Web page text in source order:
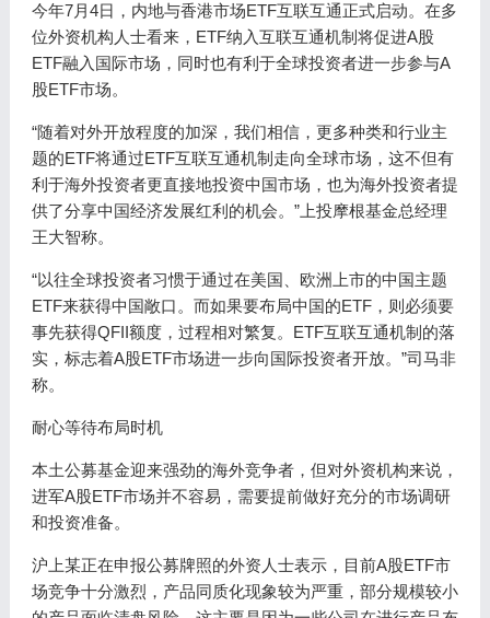
今年7月4日，内地与香港市场ETF互联互通正式启动。在多
位外资机构人士看来，ETF纳入互联互通机制将促进A股
ETF融入国际市场，同时也有利于全球投资者进一步参与A
股ETF市场。
“随着对外开放程度的加深，我们相信，更多种类和行业主
题的ETF将通过ETF互联互通机制走向全球市场，这不但有
利于海外投资者更直接地投资中国市场，也为海外投资者提
供了分享中国经济发展红利的机会。”上投摩根基金总经理
王大智称。
“以往全球投资者习惯于通过在美国、欧洲上市的中国主题
ETF来获得中国敞口。而如果要布局中国的ETF，则必须要
事先获得QFII额度，过程相对繁复。ETF互联互通机制的落
实，标志着A股ETF市场进一步向国际投资者开放。”司马非
称。
耐心等待布局时机
本土公募基金迎来强劲的海外竞争者，但对外资机构来说，
进军A股ETF市场并不容易，需要提前做好充分的市场调研
和投资准备。
沪上某正在申报公募牌照的外资人士表示，目前A股ETF市
场竞争十分激烈，产品同质化现象较为严重，部分规模较小